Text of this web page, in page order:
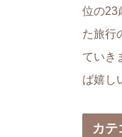
位の23
た旅行
ていき
ば嬉し
カテ